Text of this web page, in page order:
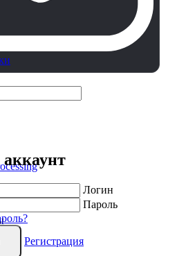
аккаунт
Логин
Пароль
Регистрация